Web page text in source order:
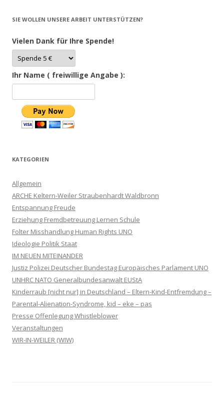
SIE WOLLEN UNSERE ARBEIT UNTERSTÜTZEN?
Vielen Dank für Ihre Spende!
Ihr Name ( freiwillige Angabe ):
KATEGORIEN
Allgemein
ARCHE Keltern-Weiler Straubenhardt Waldbronn
Entspannung Freude
Erziehung Fremdbetreuung Lernen Schule
Folter Misshandlung Human Rights UNO
Ideologie Politik Staat
IM NEUEN MITEINANDER
Justiz Polizei Deutscher Bundestag Europäisches Parlament UNO
UNHRC NATO Generalbundesanwalt EUStA
Kinderraub [nicht nur] in Deutschland – Eltern-Kind-Entfremdung –
Parental-Alienation-Syndrome, kid – eke – pas
Presse Offenlegung Whistleblower
Veranstaltungen
WIR-IN-WEILER (WIW)